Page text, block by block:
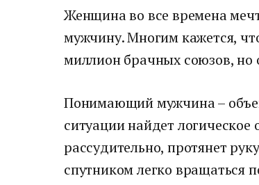
Женщина во все времена
мужчину. Многим кажется,
миллион брачных союзов, но
Понимающий мужчина –
ситуации найдет
рассудительно, протянет
спутником легко вращаться